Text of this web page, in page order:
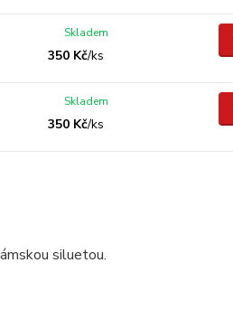
350 Kč/ks
Skladem
350 Kč/ks
Skladem
siluetou.